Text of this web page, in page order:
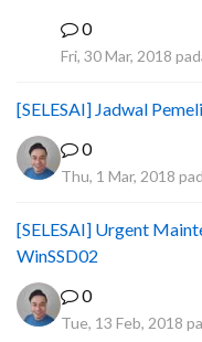
0
Fri, 30 Mar, 2018
[SELESAI] Jadwal
0
Thu, 1 Mar, 2018
[SELESAI] Urgent
WinSSD02
0
Tue, 13 Feb, 2018